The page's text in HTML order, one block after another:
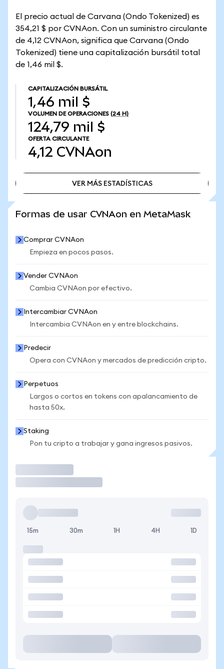
El precio actual de Carvana (Ondo Tokenized) es
354,21 $ por CVNAon. Con un suministro circulante
de 4,12 CVNAon, significa que Carvana (Ondo
Tokenized) tiene una capitalización bursátil total
de 1,46 mil $.
CAPITALIZACIÓN BURSÁTIL
1,46 mil $
VOLUMEN DE OPERACIONES (24 H)
124,79 mil $
OFERTA CIRCULANTE
4,12 CVNAon
VER MÁS ESTADÍSTICAS
Formas de usar CVNAon en MetaMask
Comprar CVNAon
Empieza en pocos pasos.
Vender CVNAon
Cambia CVNAon por efectivo.
Intercambiar CVNAon
Intercambia CVNAon en y entre blockchains.
Predecir
Opera con CVNAon y mercados de predicción cripto.
Perpetuos
Largos o cortos en tokens con apalancamiento de
hasta 50x.
Staking
Pon tu cripto a trabajar y gana ingresos pasivos.
15m 30m 1H 4H 1D